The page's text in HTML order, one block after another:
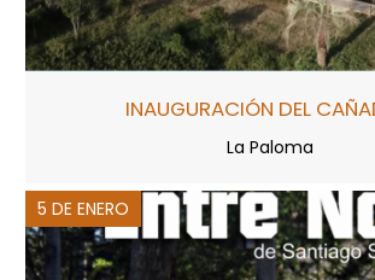
INAUGURACIÓN DEL
La Paloma
5 DE ENERO